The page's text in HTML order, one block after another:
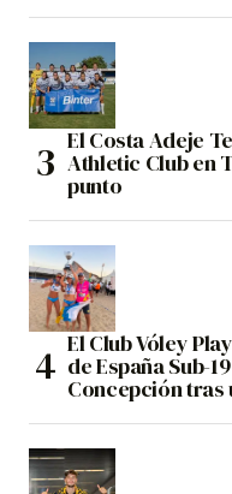
El Costa Adeje
Athletic Club en
punto
El Club Vóley
de España Sub-
Concepción